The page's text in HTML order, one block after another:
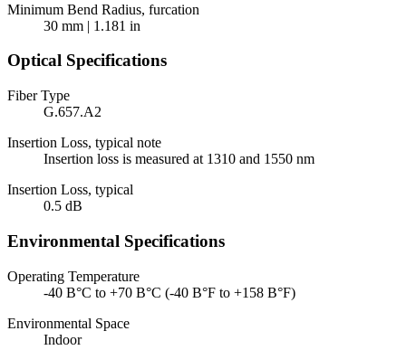
Minimum Bend Radius, furcation
30 mm | 1.181 in
Optical Specifications
Fiber Type
G.657.A2
Insertion Loss, typical note
Insertion loss is measured at 1310 and 1550 nm
Insertion Loss, typical
0.5 dB
Environmental Specifications
Operating Temperature
-40 В°C to +70 В°C (-40 В°F to +158 В°F)
Environmental Space
Indoor